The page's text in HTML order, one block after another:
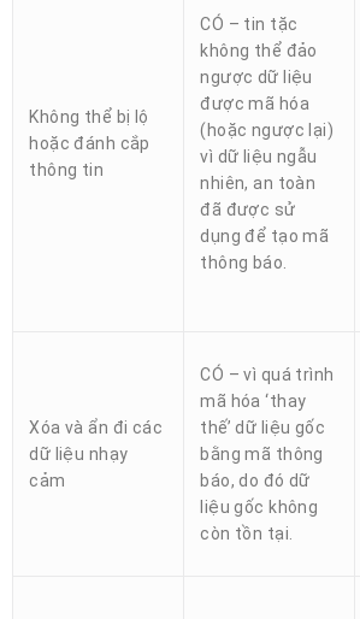
Không thể bị lộ
hoặc đánh cắp
thông tin
CÓ – tin tặc
không thể đảo
ngược dữ liệu
được mã hóa
(hoặc ngược lại)
vì dữ liệu ngẫu
nhiên, an toàn
đã được sử
dụng để tạo mã
thông báo.
Xóa và ẩn đi các
dữ liệu nhạy
cảm
CÓ – vì quá trình
mã hóa ‘thay
thế’ dữ liệu gốc
bằng mã thông
báo, do đó dữ
liệu gốc không
còn tồn tại.